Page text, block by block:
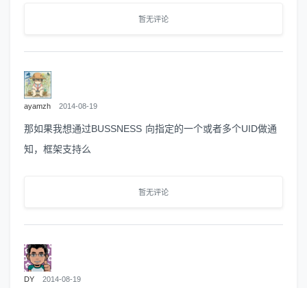
暂无评论
ayamzh 2014-08-19
那如果我想通过BUSSNESS 向指定的一个或者多个UID做通
知，框架支持么
暂无评论
DY 2014-08-19